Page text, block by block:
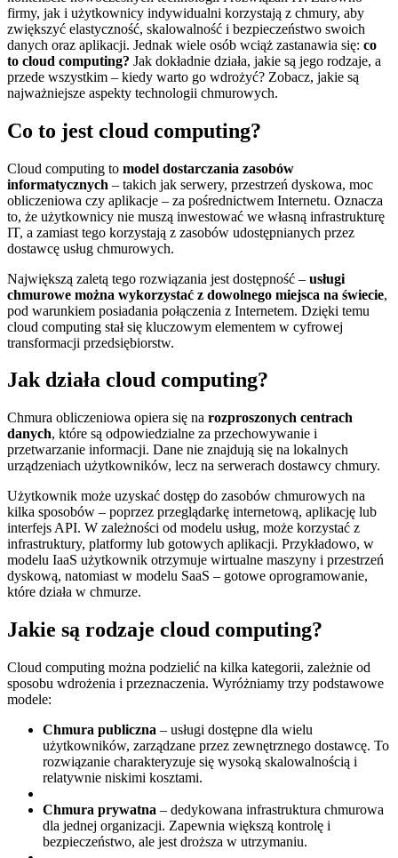
firmy, jak i użytkownicy indywidualni korzystają z chmury, aby
zwiększyć elastyczność, skalowalność i bezpieczeństwo swoich
danych oraz aplikacji. Jednak wiele osób wciąż zastanawia się: co
to cloud computing? Jak dokładnie działa, jakie są jego rodzaje, a
przede wszystkim – kiedy warto go wdrożyć? Zobacz, jakie są
najważniejsze aspekty technologii chmurowych.
Co to jest cloud computing?
Cloud computing to model dostarczania zasobów
informatycznych – takich jak serwery, przestrzeń dyskowa, moc
obliczeniowa czy aplikacje – za pośrednictwem Internetu. Oznacza
to, że użytkownicy nie muszą inwestować we własną infrastrukturę
IT, a zamiast tego korzystają z zasobów udostępnianych przez
dostawcę usług chmurowych.
Największą zaletą tego rozwiązania jest dostępność – usługi
chmurowe można wykorzystać z dowolnego miejsca na świecie,
pod warunkiem posiadania połączenia z Internetem. Dzięki temu
cloud computing stał się kluczowym elementem w cyfrowej
transformacji przedsiębiorstw.
Jak działa cloud computing?
Chmura obliczeniowa opiera się na rozproszonych centrach
danych, które są odpowiedzialne za przechowywanie i
przetwarzanie informacji. Dane nie znajdują się na lokalnych
urządzeniach użytkowników, lecz na serwerach dostawcy chmury.
Użytkownik może uzyskać dostęp do zasobów chmurowych na
kilka sposobów – poprzez przeglądarkę internetową, aplikację lub
interfejs API. W zależności od modelu usług, może korzystać z
infrastruktury, platformy lub gotowych aplikacji. Przykładowo, w
modelu IaaS użytkownik otrzymuje wirtualne maszyny i przestrzeń
dyskową, natomiast w modelu SaaS – gotowe oprogramowanie,
które działa w chmurze.
Jakie są rodzaje cloud computing?
Cloud computing można podzielić na kilka kategorii, zależnie od
sposobu wdrożenia i przeznaczenia. Wyróżniamy trzy podstawowe
modele:
Chmura publiczna – usługi dostępne dla wielu
użytkowników, zarządzane przez zewnętrznego dostawcę. To
rozwiązanie charakteryzuje się wysoką skalowalnością i
relatywnie niskimi kosztami.
Chmura prywatna – dedykowana infrastruktura chmurowa
dla jednej organizacji. Zapewnia większą kontrolę i
bezpieczeństwo, ale jest droższa w utrzymaniu.